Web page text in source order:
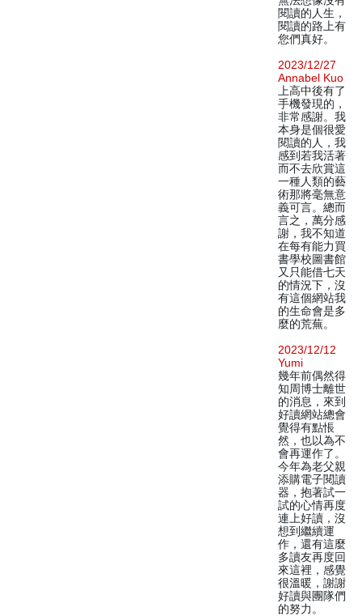
閱讀的人生，
閱讀的路上有
您們真好。
2023/12/27
Annabel Kuo
上高中後有了
手機發現的，
非常感謝。我
本身是個很愛
閱讀的人，我
感到若我活著
而不去欣賞這
一種人類的藝
術那將毫無意
義可言。總而
言之，萬分感
謝，我不知道
在每有能力買
書學校圖書館
又只能借七天
的情況下，沒
有這個網站我
的生命會是多
麼的荒蕪。
2023/12/12
Yumi
幾年前偶然得
知周博士離世
的消息，來到
好讀網站總會
覺得有點悵
然，也以為不
會再運作了。
今年為老父親
添購電子閱讀
器，抱著試一
試的心情再度
連上好讀，沒
想到繼續運
作，還有這麼
多讀友再度回
來這裡，感覺
很溫暖，謝謝
好讀與團隊們
的努力。